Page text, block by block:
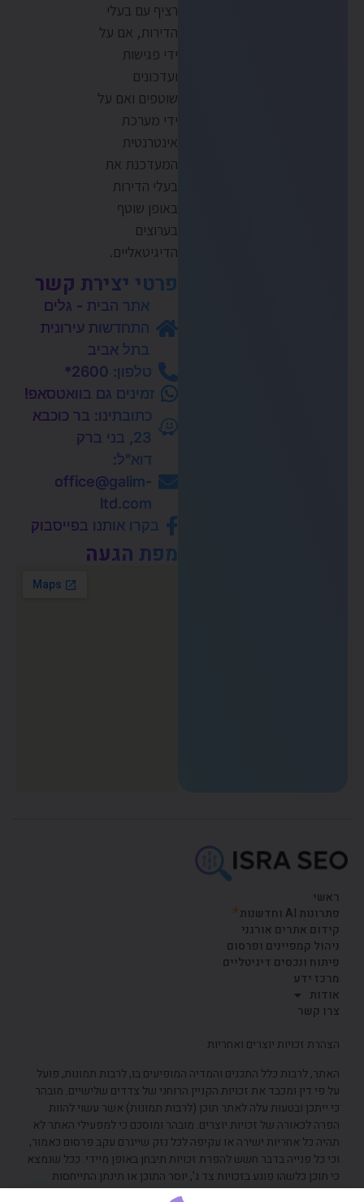
רציף עם בעלי
הדירות, אם על
ידי פגישות
ועדכונים
שוטפים ואם על
ידי מערכת
אינטרנטית
המעדכנת את
בעלי הדירות
באופן שוטף
בערוצים
הדיגיטאליים.
פרטי יצירת קשר
אתר הבית - גלים
התחדשות עירונית
בתל אביב
טלפון: 2600*
זמינים גם בוואטסאפ!
כתובתינו: בר כוכבא
23, בני ברק
דוא"ל:
office@galim-
ltd.com
בקרו אותנו בפייסבוק
מפת הגעה
ראשי
פתרונות AI וחדשנות
קידום אתרים אורגני
ניהול קמפיינים ופרסום
פיתוח ונכסים דיגיטליים
מרכז ידע
אודות
צרו קשר
הצהרת זכויות יוצרים ואחריות
האתר, לרבות כלל התכנים והמדיה המופיעים בו, לרבות תמונות, פועל
על פי דין ומכבד את זכויות הקניין הרוחני של צדדים שלישיים. מובהר
כי ייתכן ובטעות עלה לאתר תוכן (לרבות תמונות) אשר עשוי להוות
הפרה לכאורה של זכויות יוצרים. מובהר ומוסכם כי למפעילי האתר לא
תהיה כל אחריות ישירה או עקיפה לכל נזק שייגרם עקב פרסום כאמור,
וכי כל פנייה בדבר חשש להפרת זכויות תיבחן באופן מיידי. ככל שנמצא
כי תוכן כלשהו פוגע בזכויות צד ג’, יוסר התוכן או תינתן התייחסות
אחרת לפי העניין, וזאת מבלי שהדבר יהווה הודאה כלשהי באחריות